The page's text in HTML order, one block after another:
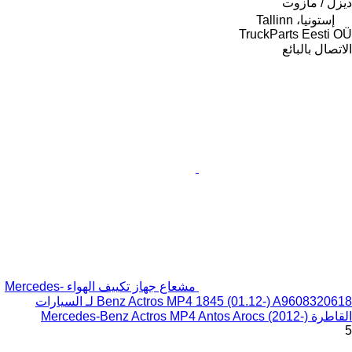
إستونيا، Tallinn
TruckParts Eesti OÜ
الاتصال بالبائع
مشعاع جهاز تكييف الهواء Mercedes-
Benz Actros MP4 1845 (01.12-) A9608320618 لـ السيارات
القاطرة Mercedes-Benz Actros MP4 Antos Arocs (2012-)
5